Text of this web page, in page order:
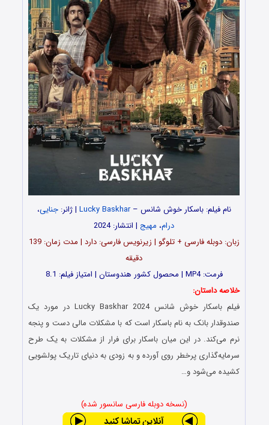
نام فیلم: باسکار خوش‌ شانس –Lucky Baskhar | ژانر:جنایی،
درام، مهیج | انتشار: 2024
زبان: دوبله فارسی + تلوگو | زیرنویس فارسی: دارد | مدت زمان: 139
دقیقه
فرمت: MP4 | محصول کشور هندوستان | امتیاز فیلم: 8.1
خلاصه داستان:
فیلم باسکار خوش‌ شانس Lucky Baskhar 2024 در مورد یک
صندوقدار بانک به نام باسکار است که با مشکلات مالی دست و پنجه
نرم می‌کند. در این میان باسکار برای فرار از مشکلات به یک طرح
سرمایه‌گذاری پرخطر روی آورده و به زودی به دنیای تاریک پولشویی
کشیده می‌شود و…
(نسخه دوبله فارسی سانسور شده)